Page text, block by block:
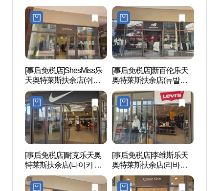
(타미힐피거 롯데아울렛
부여점)
롯데아울렛 부여점)
[事后免税店]ShesMiss乐
天奥特莱斯扶余店(쉬즈
미스 롯데아울렛 부여점)
[事后免税店]新百伦乐天
奥特莱斯扶余店(뉴발란
스 롯데아울렛 부여점)
[事后免税店]耐克乐天奥
特莱斯扶余店(나이키 롯
데아울렛 부여점)
[事后免税店]李维斯乐天
奥特莱斯扶余店(리바이
스 롯데아울렛 부여점)